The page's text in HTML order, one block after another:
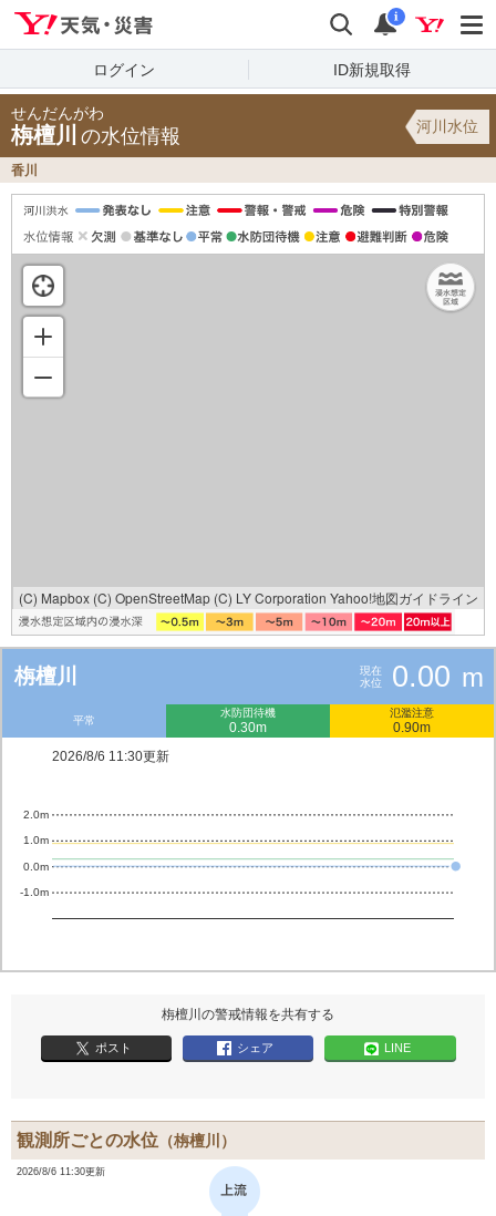
検索 通知
i
ログイン ID新規取得
せんだんがわ
栴檀川 の水位情報 河川水位
香川
(C) Mapbox (C) OpenStreetMap (C) LY Corporation Yahoo!地図ガイドライン
栴檀川
現在
水位
0.00 m
平常
水防団待機
0.30m
氾濫注意
0.90m
2026/8/6 11:30更新
-1.0m
0.0m
1.0m
2.0m
栴檀川の警戒情報を共有する
ポスト シェア LINE
観測所ごとの水位 （栴檀川）
2026/8/6 11:30更新